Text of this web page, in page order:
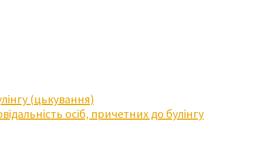
(цькування)
осіб, причетних до булінгу